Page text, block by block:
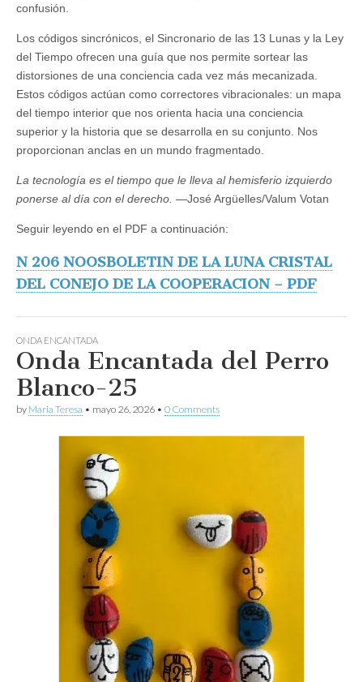
confusión.
Los códigos sincrónicos, el Sincronario de las 13 Lunas y la Ley
del Tiempo ofrecen una guía que nos permite sortear las
distorsiones de una conciencia cada vez más mecanizada.
Estos códigos actúan como correctores vibracionales: un mapa
del tiempo interior que nos orienta hacia una conciencia
superior y la historia que se desarrolla en su conjunto. Nos
proporcionan anclas en un mundo fragmentado.
La tecnología es el tiempo que le lleva al hemisferio izquierdo
ponerse al día con el derecho. —José Argüelles/Valum Votan
Seguir leyendo en el PDF a continuación:
N 206 NOOSBOLETIN DE LA LUNA CRISTAL
DEL CONEJO DE LA COOPERACION – PDF
ONDA ENCANTADA
Onda Encantada del Perro
Blanco-25
by Maria Teresa • mayo 26, 2026 • 0 Comments